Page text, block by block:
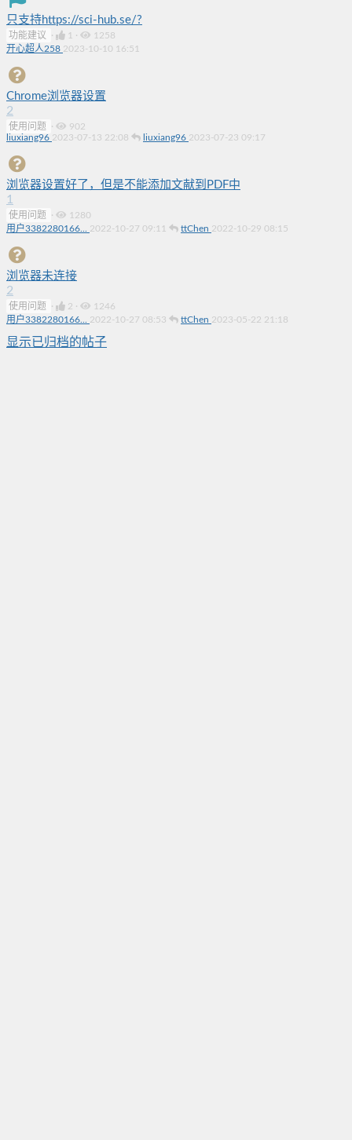
只支持https://sci-hub.se/?
功能建议 · 1 ·
1258
开心超人258 2023-10-10 16:51
Chrome浏览器设置
2
使用问题 ·
902
liuxiang96 2023-07-13 22:08 liuxiang96 2023-07-23 09:17
浏览器设置好了，但是不能添加文献到PDF中
1
使用问题 ·
1280
用户3382280166... 2022-10-27 09:11 ttChen 2022-10-29 08:15
浏览器未连接
2
使用问题 · 2 ·
1246
用户3382280166... 2022-10-27 08:53 ttChen 2023-05-22 21:18
显示已归档的帖子